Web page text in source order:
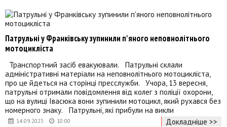
14.09.2023 10:00
Патрульні у Франківську зупинили п'яного неповнолітнього
мотоцикліста
Транспортний засіб евакуювали. Патрульні склали
адміністративні матеріали на неповнолітнього мотоцикліста,
про це йдеться на сторінці пресслужби. Учора, 13 вересня,
патрульні отримали повідомлення від колег з поліції охорони,
що на вулиці Івасюка вони зупинили мотоцикл, який рухався без
номерного знаку. Патрульні, які прибули на викли
Докладніше >>